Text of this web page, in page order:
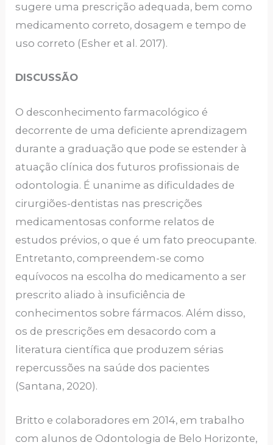
sugere uma prescrição adequada, bem como
medicamento correto, dosagem e tempo de
uso correto (Esher et al. 2017).
DISCUSSÃO
O desconhecimento farmacológico é
decorrente de uma deficiente aprendizagem
durante a graduação que pode se estender à
atuação clínica dos futuros profissionais de
odontologia. É unanime as dificuldades de
cirurgiões-dentistas nas prescrições
medicamentosas conforme relatos de
estudos prévios, o que é um fato preocupante.
Entretanto, compreendem-se como
equívocos na escolha do medicamento a ser
prescrito aliado à insuficiência de
conhecimentos sobre fármacos. Além disso,
os de prescrições em desacordo com a
literatura científica que produzem sérias
repercussões na saúde dos pacientes
(Santana, 2020).
Britto e colaboradores em 2014, em trabalho
com alunos de Odontologia de Belo Horizonte,